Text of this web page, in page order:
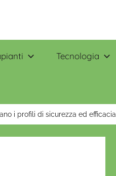
Tecnologia
i profili di sicurezza ed efficacia